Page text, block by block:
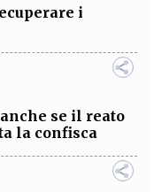
i
se il reato
la confisca